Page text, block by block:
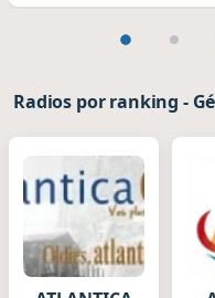
Radios por ranking -